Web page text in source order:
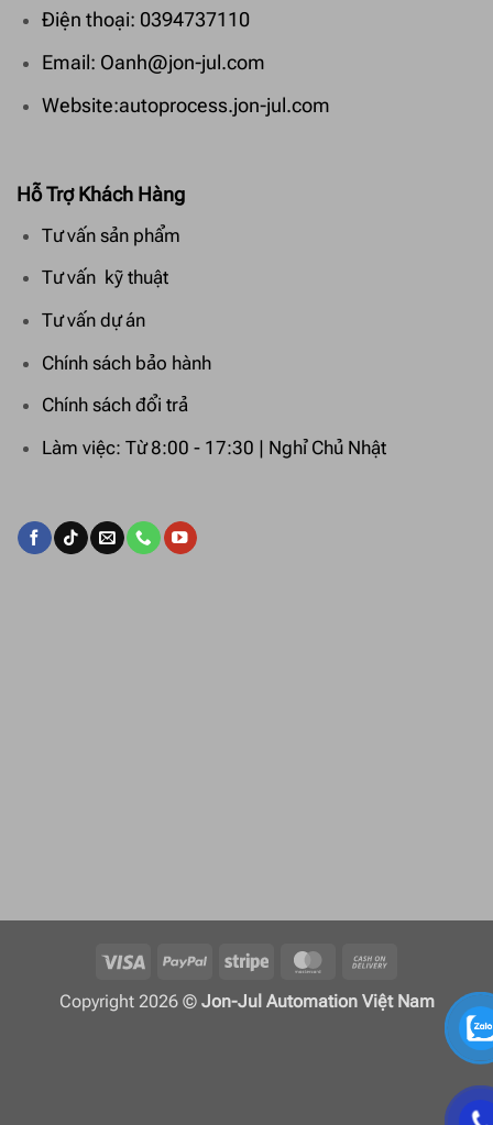
Điện thoại: 0394737110
Email: Oanh@jon-jul.com
Website:autoprocess.jon-jul.com
Hỗ Trợ Khách Hàng
Tư vấn sản phẩm
Tư vấn kỹ thuật
Tư vấn dự án
Chính sách bảo hành
Chính sách đổi trả
Làm việc: Từ 8:00 - 17:30 | Nghỉ Chủ Nhật
Visa PayPal Stripe MasterCard
Delivery
Copyright 2026 © Jon-Jul Automation Việt Nam